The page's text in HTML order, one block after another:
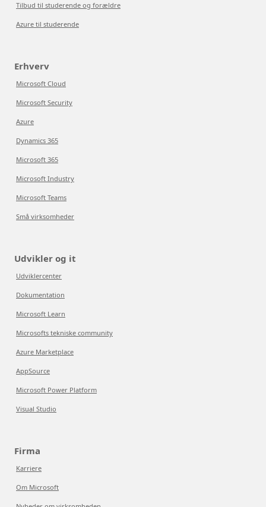
Tilbud til studerende og forældre
Azure til studerende
Erhverv
Microsoft Cloud
Microsoft Security
Azure
Dynamics 365
Microsoft 365
Microsoft Industry
Microsoft Teams
Små virksomheder
Udvikler og it
Udviklercenter
Dokumentation
Microsoft Learn
Microsofts tekniske community
Azure Marketplace
AppSource
Microsoft Power Platform
Visual Studio
Firma
Karriere
Om Microsoft